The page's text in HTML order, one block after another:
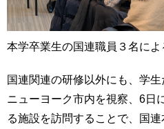
本学卒業生の国連職員３名に
国連関連の研修以外にも、学
ニューヨーク市内を視察、6日
る施設を訪問することで、国